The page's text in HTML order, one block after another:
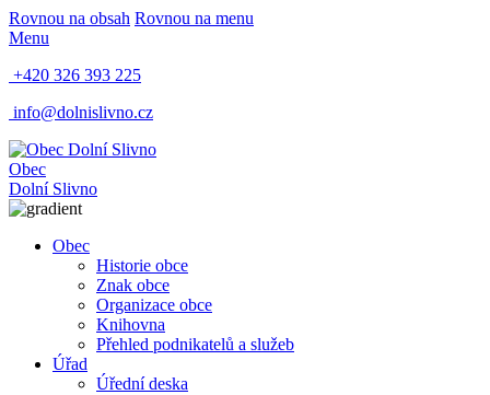
Rovnou na obsah Rovnou na menu
Menu
+420 326 393 225
info@dolnislivno.cz
Obec
Dolní Slivno
Obec
Historie obce
Znak obce
Organizace obce
Knihovna
Přehled podnikatelů a služeb
Úřad
Úřední deska